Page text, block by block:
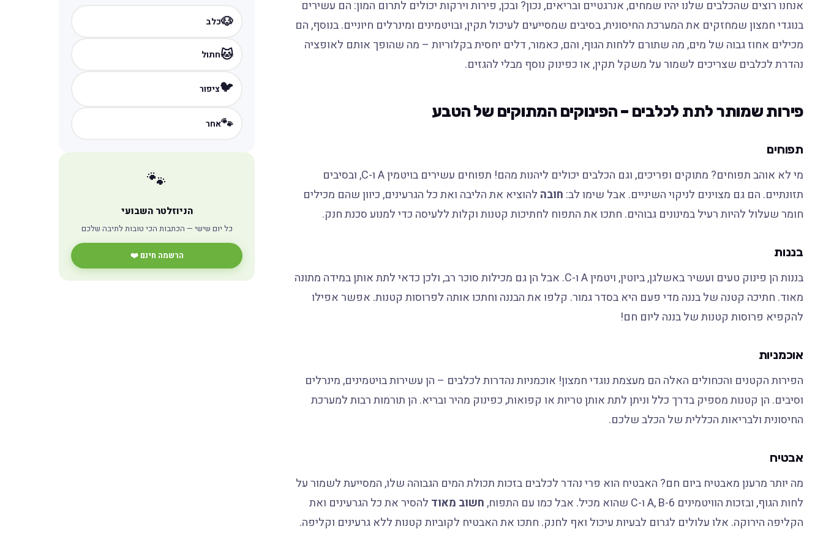
אנחנו רוצים שהכלבים שלנו יהיו שמחים, אנרגטיים ובריאים, נכון? ובכן, פירות וירקות יכולים לתרום המון: הם עשירים
בנוגדי חמצון שמחזקים את המערכת החיסונית, בסיבים שמסייעים לעיכול תקין, ובויטמינים ומינרלים חיוניים. בנוסף, הם
מכילים אחוז גבוה של מים, מה שתורם ללחות הגוף, והם, כאמור, דלים יחסית בקלוריות – מה שהופך אותם לאופציה
נהדרת לכלבים שצריכים לשמור על משקל תקין, או כפינוק נוסף מבלי להגזים.
פירות שמותר לתת לכלבים – הפינוקים המתוקים של הטבע
תפוחים
מי לא אוהב תפוחים? מתוקים ופריכים, וגם הכלבים יכולים ליהנות מהם! תפוחים עשירים בויטמין A ו-C, ובסיבים
תזונתיים. הם גם מצוינים לניקוי השיניים. אבל שימו לב: חובה להוציא את הליבה ואת כל הגרעינים, כיוון שהם מכילים
חומר שעלול להיות רעיל במינונים גבוהים. חתכו את התפוח לחתיכות קטנות וקלות ללעיסה כדי למנוע סכנת חנק.
בננות
בננות הן פינוק טעים ועשיר באשלגן, ביוטין, ויטמין A ו-C. אבל הן גם מכילות סוכר רב, ולכן כדאי לתת אותן במידה מתונה
מאוד. חתיכה קטנה של בננה מדי פעם היא בסדר גמור. קלפו את הבננה וחתכו אותה לפרוסות קטנות. אפשר אפילו
להקפיא פרוסות קטנות של בננה ליום חם!
אוכמניות
הפירות הקטנים והכחולים האלה הם מעצמת נוגדי חמצון! אוכמניות נהדרות לכלבים – הן עשירות בויטמינים, מינרלים
וסיבים. הן קטנות מספיק בדרך כלל וניתן לתת אותן טריות או קפואות, כפינוק מהיר ובריא. הן תורמות רבות למערכת
החיסונית ולבריאות הכללית של הכלב שלכם.
אבטיח
מה יותר מרענן מאבטיח ביום חם? האבטיח הוא פרי נהדר לכלבים בזכות תכולת המים הגבוהה שלו, המסייעת לשמור על
לחות הגוף, ובזכות הוויטמינים A, B-6 ו-C שהוא מכיל. אבל כמו עם התפוח,
חשוב מאוד להסיר את כל הגרעינים ואת
הקליפה הירוקה. אלו עלולים לגרום לבעיות עיכול ואף לחנק. חתכו את האבטיח לקוביות קטנות ללא גרעינים וקליפה.
🐶כלב
🐱חתול
🐦ציפור
🐾אחר
🐾
הניוזלטר השבועי
כל יום שישי — הכתבות הכי טובות לתיבה שלכם
הרשמה חינם ❤️